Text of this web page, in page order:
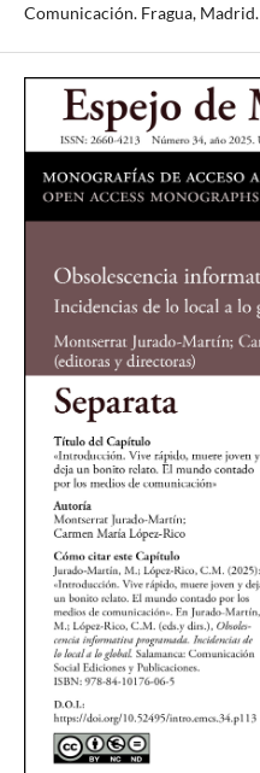
Comunicación. Fragua, Madrid.